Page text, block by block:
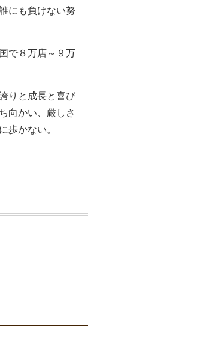
にも負けない努
で８万店～９万
りと成長と喜び
向かい、厳しさ
歩かない。